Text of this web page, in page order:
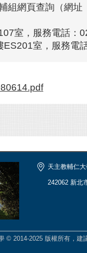
組網頁查詢（網址
室，服務電話：
ES201室，服務電
天主教輔仁
242062 新北
© 2014-2025 版權所有，